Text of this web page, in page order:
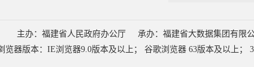
主办：福建省人民政府办公厅
承办：福建省大数据集团有限
器版本：IE浏览器9.0版本及以上； 谷歌浏览器 63版本及以上；